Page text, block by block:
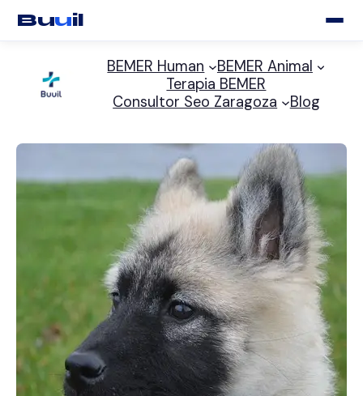
Buuil
contenido
BEMER Human
BEMER Animal
Terapia BEMER
Consultor Seo Zaragoza
Blog